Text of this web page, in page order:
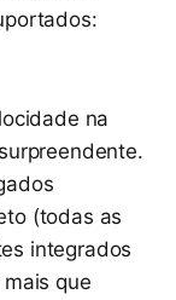
na
(todas as
integrados
que